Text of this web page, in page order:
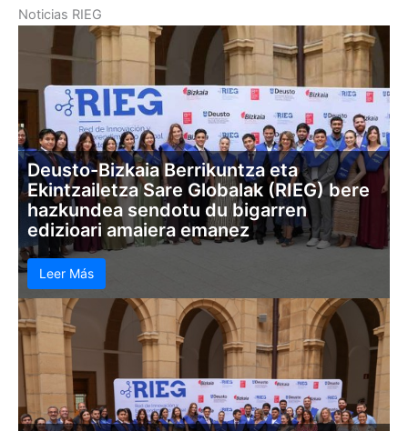
Noticias RIEG
Deusto-Bizkaia Berrikuntza eta
Ekintzailetza Sare Globalak (RIEG) bere
hazkundea sendotu du bigarren
edizioari amaiera emanez
Leer Más